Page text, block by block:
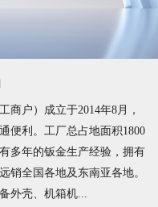
户）成立于2014年8月，
便利。工厂总占地面积1800
多年的钣金生产经验，拥有
销全国各地及东南亚各地。
外壳、机箱机...